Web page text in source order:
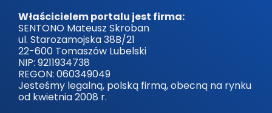
Właścicielem portalu jest firma:
SENTONO Mateusz Skroban
ul. Starozamojska 38B/21
22-600 Tomaszów Lubelski
NIP: 9211934738
REGON: 060349049
Jesteśmy legalną, polską firmą, obecną na rynku
od kwietnia 2008 r.